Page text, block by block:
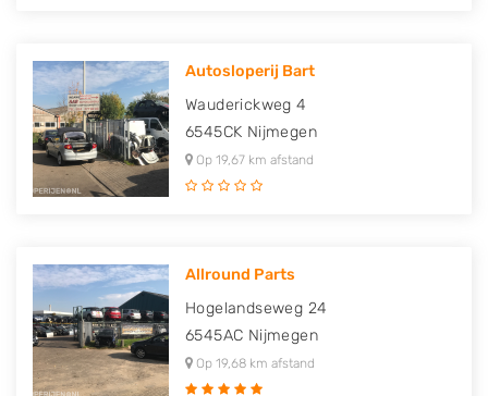
Autosloperij Bart
Wauderickweg 4
6545CK Nijmegen
Op 19,67 km afstand
Allround Parts
Hogelandseweg 24
6545AC Nijmegen
Op 19,68 km afstand